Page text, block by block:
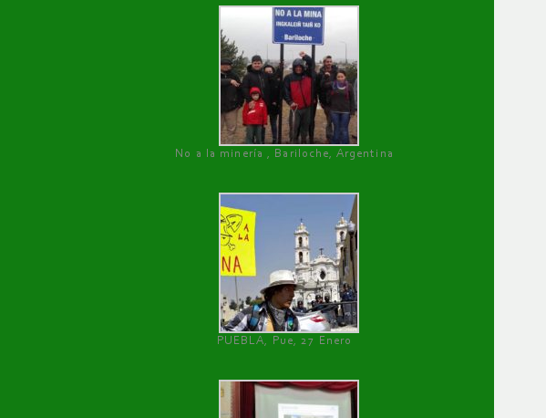
No a la minería , Bariloche, Argentina
PUEBLA, Pue, 27 Enero